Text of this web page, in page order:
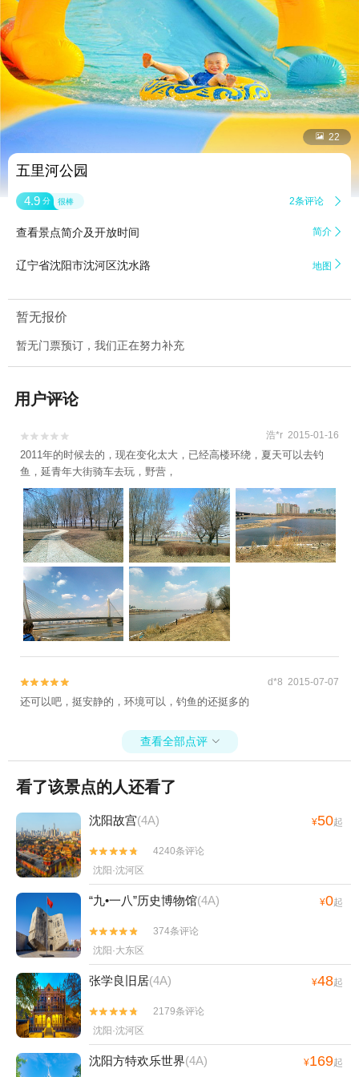
 22
五里河公园
4.9 分 很棒 2条评论 
查看景点简介及开放时间 简介 
辽宁省沈阳市沈河区沈水路 地图 
暂无报价
暂无门票预订，我们正在努力补充
用户评论

 浩*r 2015-01-16
2011年的时候去的，现在变化太大，已经高楼环绕，夏天可以去钓
鱼，延青年大街骑车去玩，野营，

 d*8 2015-07-07
还可以吧，挺安静的，环境可以，钓鱼的还挺多的
查看全部点评 
看了该景点的人还看了
沈阳故宫(4A) ¥50起


4240条评论
沈阳·沈河区
“九•一八”历史博物馆(4A) ¥0起


374条评论
沈阳·大东区
张学良旧居(4A) ¥48起


2179条评论
沈阳·沈河区
沈阳方特欢乐世界(4A) ¥169起
